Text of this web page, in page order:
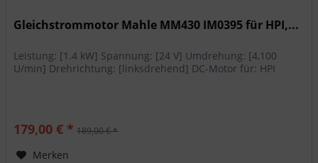
Gleichstrommotor Mahle MM430 IM0395 für HPI,...
Leistung: [1.4 kW] Spannung: [24 V] Umdrehung: [4,100
U/min] Drehrichtung: [linksdrehend] DC-Motor für: HPI
179,00 € * 189,00 € *
Merken